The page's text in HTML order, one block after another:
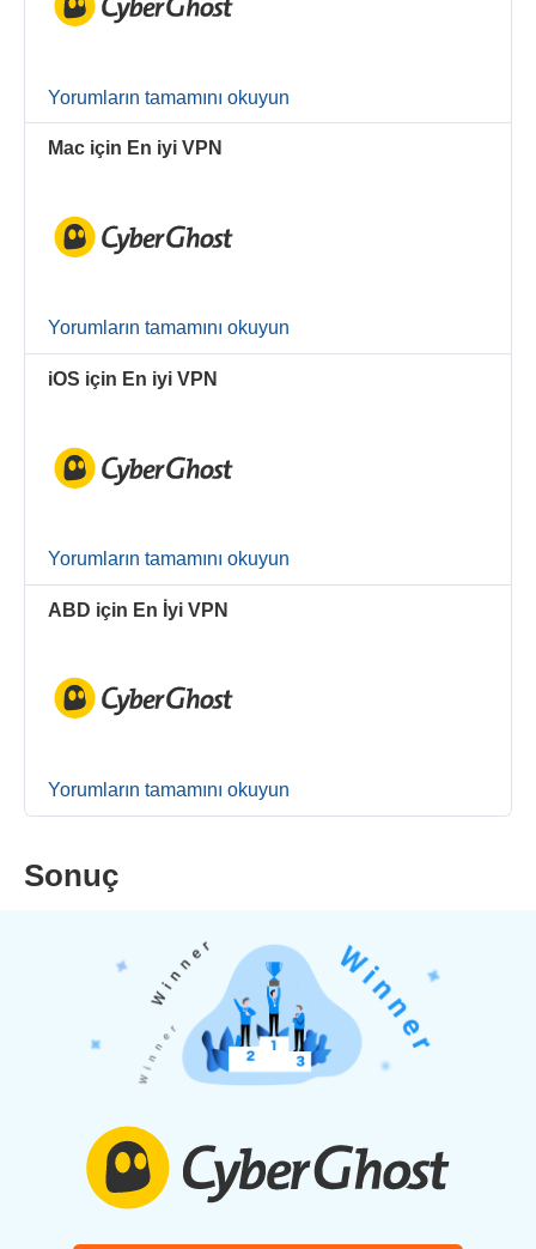
Yorumların tamamını okuyun
Mac için En iyi VPN
Yorumların tamamını okuyun
iOS için En iyi VPN
Yorumların tamamını okuyun
ABD için En İyi VPN
Yorumların tamamını okuyun
Sonuç